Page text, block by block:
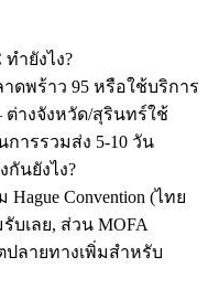
ำยังไง?
ดพร้าว 95 หรือใช้บริการ
ต่างจังหวัด/สุรินทร์ใช้
การรวมส่ง 5-10 วัน
กันยังไง?
Convention (ไทย
บเลย, ส่วน MOFA
ปลายทางเพิ่มสำหรับ